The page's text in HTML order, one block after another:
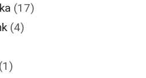
(17)
(4)
(1)